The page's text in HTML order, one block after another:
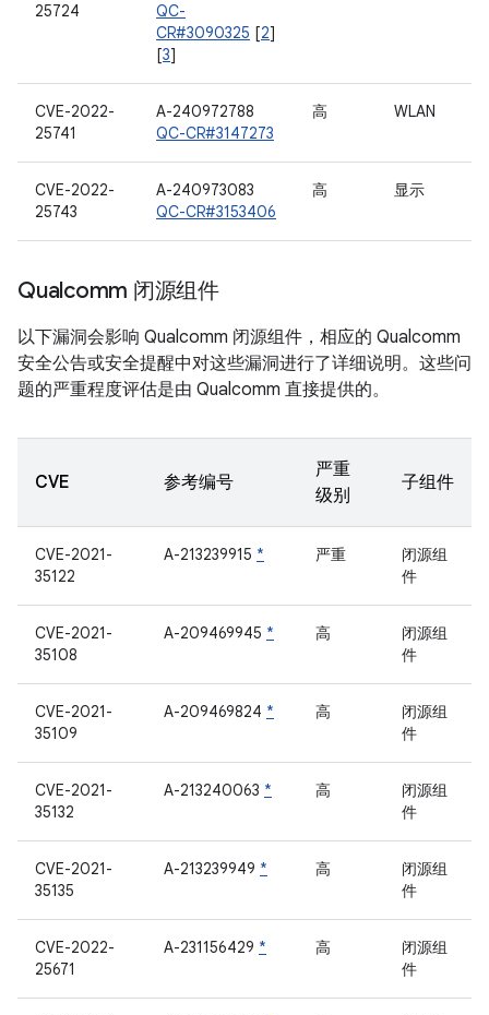
25724
QC-
CR#3090325 [2]
[3]
CVE-2022-
25741
A-240972788
QC-CR#3147273
高 WLAN
CVE-2022-
25743
A-240973083
QC-CR#3153406
高 显示
Qualcomm 闭源组件
以下漏洞会影响 Qualcomm 闭源组件，相应的 Qualcomm
安全公告或安全提醒中对这些漏洞进行了详细说明。这些问
题的严重程度评估是由 Qualcomm 直接提供的。
CVE 参考编号
严重
级别
子组件
CVE-2021-
35122
A-213239915 * 严重
闭源组
件
CVE-2021-
35108
A-209469945 * 高
闭源组
件
CVE-2021-
35109
A-209469824 * 高
闭源组
件
CVE-2021-
35132
A-213240063 * 高
闭源组
件
CVE-2021-
35135
A-213239949 * 高
闭源组
件
CVE-2022-
25671
A-231156429 * 高
闭源组
件